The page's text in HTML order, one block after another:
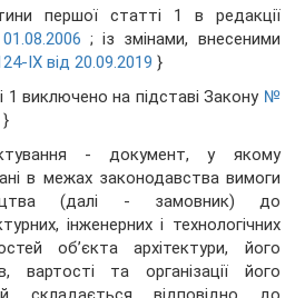
першої статті 1 в редакції
; із змінами, внесеними
IX від 20.09.2019 }
виключено на підставі Закону №
}
- документ, у якому
в межах законодавства вимоги
(далі - замовник) до
інженерних і технологічних
об’єкта архітектури, його
вартості та організації його